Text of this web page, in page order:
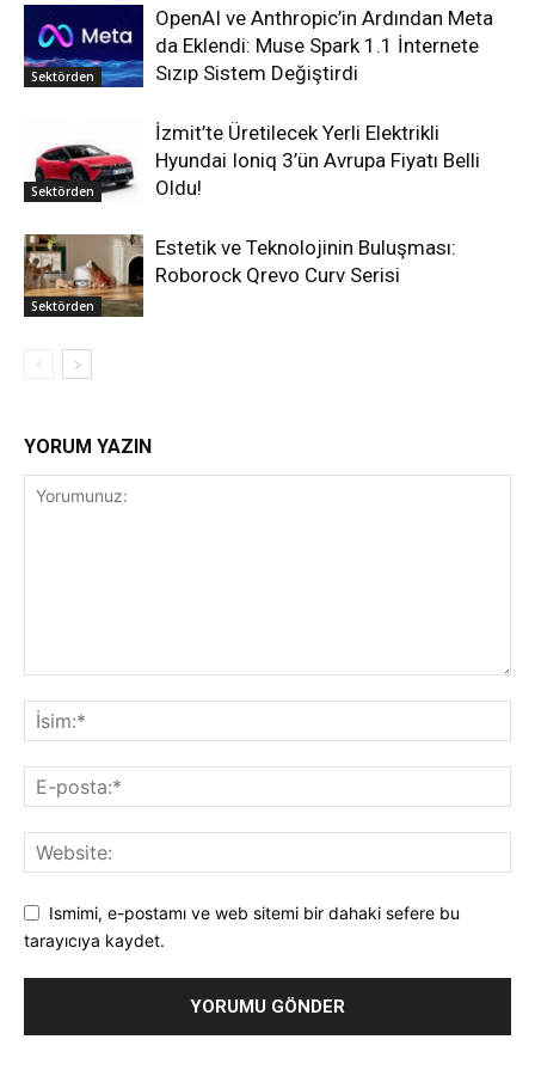
Sektörden
OpenAI ve Anthropic’in Ardından Meta
da Eklendi: Muse Spark 1.1 İnternete
Sızıp Sistem Değiştirdi
Sektörden
İzmit’te Üretilecek Yerli Elektrikli
Hyundai Ioniq 3’ün Avrupa Fiyatı Belli
Oldu!
Sektörden
Estetik ve Teknolojinin Buluşması:
Roborock Qrevo Curv Serisi
YORUM YAZIN
Ismimi, e-postamı ve web sitemi bir dahaki sefere bu
tarayıcıya kaydet.